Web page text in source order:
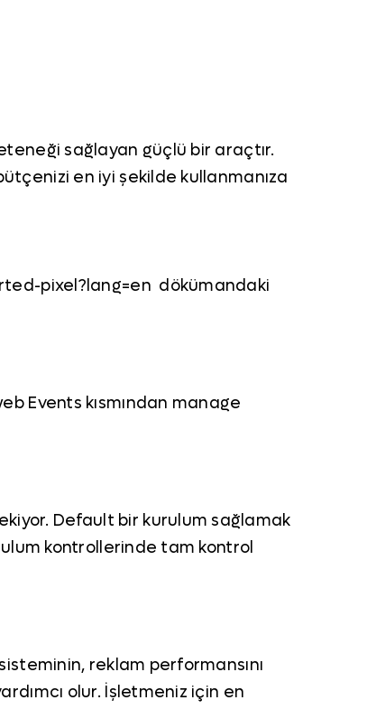
sağlayan güçlü bir araçtır.
en iyi şekilde kullanmanıza
pixel?lang=en dökümandaki
Events kısmından manage
Default bir kurulum sağlamak
kontrollerinde tam kontrol
reklam performansını
olur. İşletmeniz için en